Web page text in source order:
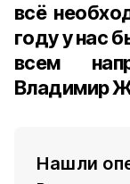
всё
году у нас
всем
Владимир
Нашли